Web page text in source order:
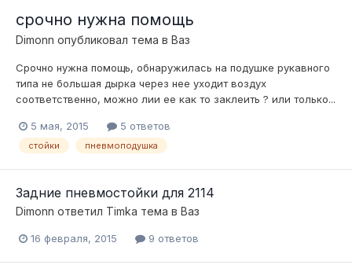
срочно нужна помощь
Dimonn опубликовал тема в Ваз
Срочно нужна помощь, обнаружилась на подушке рукавного
типа не большая дырка через нее уходит воздух
соответственно, можно лии ее как то заклеить ? или только...
5 мая, 2015 5 ответов
стойки пневмоподушка
Задние пневмостойки для 2114
Dimonn ответил Timka тема в Ваз
16 февраля, 2015 9 ответов